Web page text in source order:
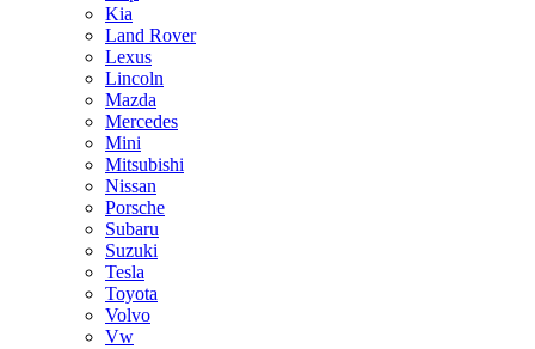
Kia
Land Rover
Lexus
Lincoln
Mazda
Mercedes
Mini
Mitsubishi
Nissan
Porsche
Subaru
Suzuki
Tesla
Toyota
Volvo
Vw